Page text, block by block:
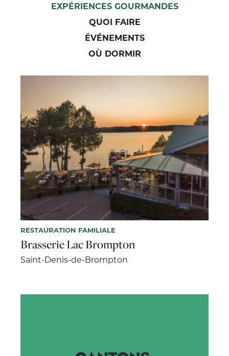
EXPÉRIENCES GOURMANDES
QUOI FAIRE
ÉVÉNEMENTS
OÙ DORMIR
RESTAURATION FAMILIALE
Brasserie Lac Brompton
Saint-Denis-de-Brompton